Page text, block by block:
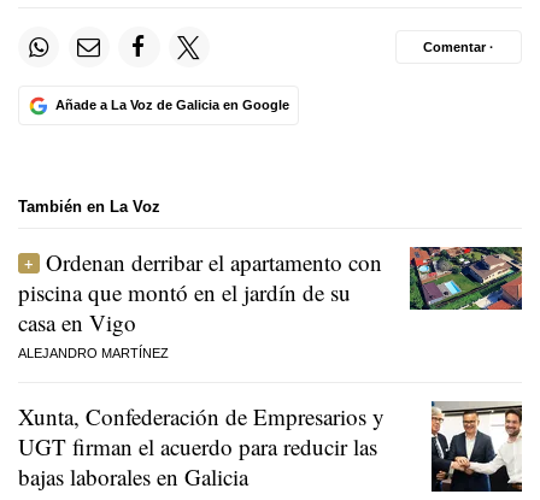
Añade a La Voz de Galicia en Google
Comentar ·
También en La Voz
Ordenan derribar el apartamento con
piscina que montó en el jardín de su
casa en Vigo
ALEJANDRO MARTÍNEZ
Xunta, Confederación de Empresarios y
UGT firman el acuerdo para reducir las
bajas laborales en Galicia